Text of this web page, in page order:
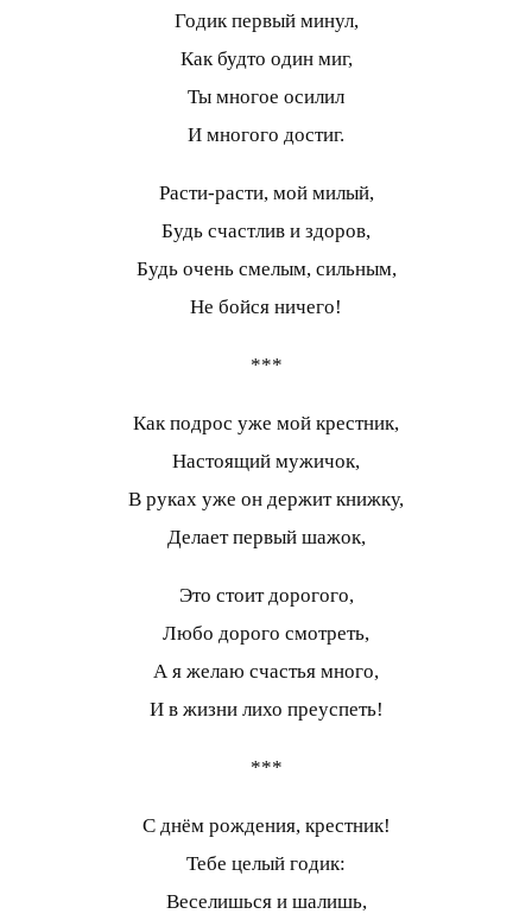
Годик первый минул,
Как будто один миг,
Ты многое осилил
И многого достиг.
Расти-расти, мой милый,
Будь счастлив и здоров,
Будь очень смелым, сильным,
Не бойся ничего!
***
Как подрос уже мой крестник,
Настоящий мужичок,
В руках уже он держит книжку,
Делает первый шажок,
Это стоит дорогого,
Любо дорого смотреть,
А я желаю счастья много,
И в жизни лихо преуспеть!
***
С днём рождения, крестник!
Тебе целый годик:
Веселишься и шалишь,